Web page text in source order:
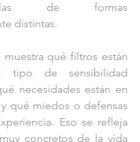
de formas
distintas.
tipo de sensibilidad
necesidades están en
qué miedos o defensas
Eso se refleja
concretos de la vida